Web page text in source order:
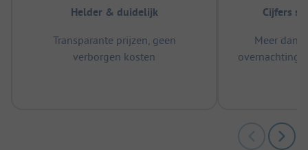
Helder & duidelijk
Transparante prijzen, geen
verborgen kosten
Cijfers
Meer dan